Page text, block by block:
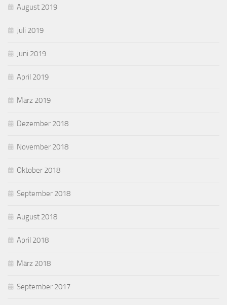
August 2019
Juli 2019
Juni 2019
April 2019
März 2019
Dezember 2018
November 2018
Oktober 2018
September 2018
August 2018
April 2018
März 2018
September 2017